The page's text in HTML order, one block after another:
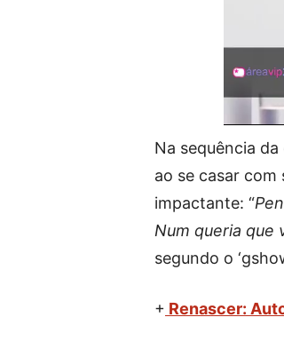
Na sequência
ao se casar
impactante: “
Num queria que
segundo o
+ Renascer: